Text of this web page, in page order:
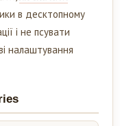
в десктопному
і не псувати
налаштування